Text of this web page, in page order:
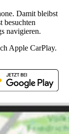
Damit bleibst
besuchten
navigieren.
Apple CarPlay.